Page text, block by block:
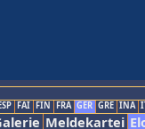
FAI FIN FRA GER GRE INA
Meldekartei